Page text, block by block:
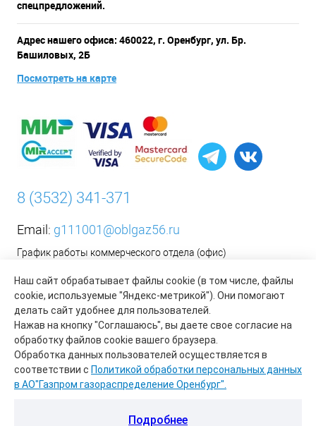
Наш сайт обрабатывает файлы cookie (в том числе, файлы
cookie, используемые "Яндекс-метрикой"). Они помогают
делать сайт удобнее для пользователей.
Нажав на кнопку "Соглашаюсь", вы даете свое согласие на
обработку файлов cookie вашего браузера.
Обработка данных пользователей осуществляется в
соответствии с Политикой обработки персональных данных
в АО"Газпром газораспределение Оренбург".
Подробнее
спецпредложений.
Адрес нашего офиса: 460022, г. Оренбург, ул. Бр.
Башиловых, 2Б
Посмотреть на карте
8 (3532) 341-371
Email: g111001@oblgaz56.ru
График работы коммерческого отдела (офис)
Сб-Вс: Выходной
__________________________________________
Оформить заявку на установку бытового газового
оборудования возможно на сайте организации АО «Газпром
газораспределение Оренбург»:
https://www.oblgaz56.ru/